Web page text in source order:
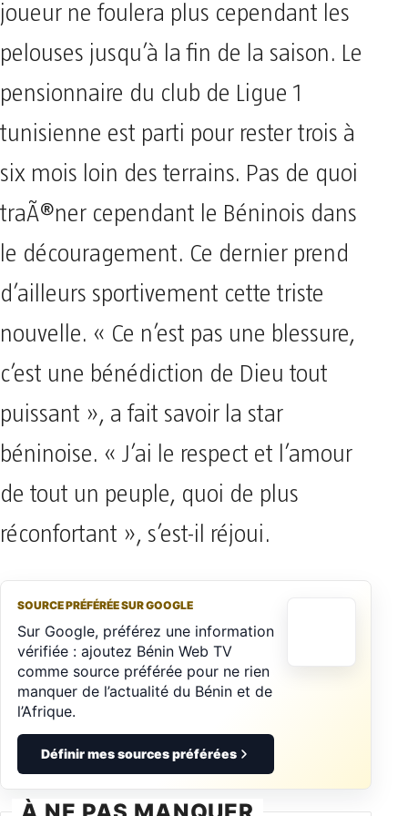
joueur ne foulera plus cependant les
pelouses jusqu’à la fin de la saison. Le
pensionnaire du club de Ligue 1
tunisienne est parti pour rester trois à
six mois loin des terrains. Pas de quoi
traÃ®ner cependant le Béninois dans
le découragement. Ce dernier prend
d’ailleurs sportivement cette triste
nouvelle. « Ce n’est pas une blessure,
c’est une bénédiction de Dieu tout
puissant », a fait savoir la star
béninoise. « J’ai le respect et l’amour
de tout un peuple, quoi de plus
réconfortant », s’est-il réjoui.
SOURCE PRÉFÉRÉE SUR GOOGLE
Sur Google, préférez une information
vérifiée : ajoutez Bénin Web TV
comme source préférée pour ne rien
manquer de l’actualité du Bénin et de
l’Afrique.
Définir mes sources préférées